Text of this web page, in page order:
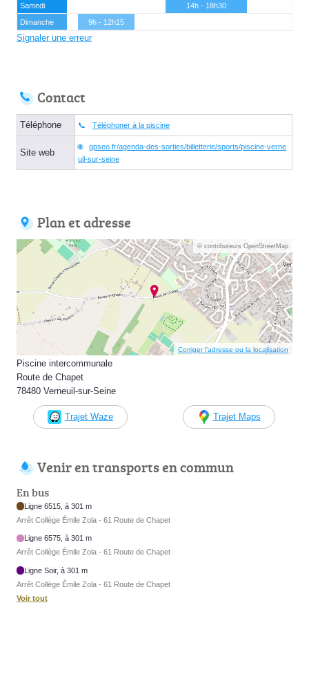
Samedi
14h - 18h30
Dimanche
9h - 12h15
Signaler une erreur
Contact
Téléphone Téléphoner à la piscine
Site web
gpseo.fr/agenda-des-sorties/billetterie/sports/piscine-verne
uil-sur-seine
Plan et adresse
© contributeurs OpenStreetMap
Corriger l’adresse ou la localisation
Piscine intercommunale
Route de Chapet
78480 Verneuil-sur-Seine
Trajet Waze Trajet Maps
Venir en transports en commun
En bus
Ligne 6515, à 301 m
Arrêt Collège Émile Zola - 61 Route de Chapet
Ligne 6575, à 301 m
Arrêt Collège Émile Zola - 61 Route de Chapet
Ligne Soir, à 301 m
Arrêt Collège Émile Zola - 61 Route de Chapet
Voir tout